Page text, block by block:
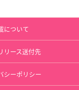
について
リース送付先
シーポリシー